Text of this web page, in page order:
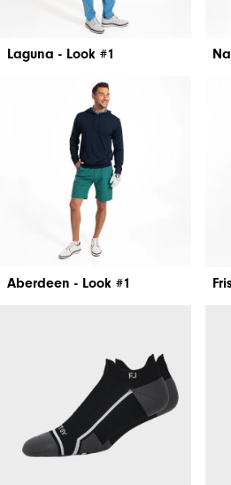
Laguna - Look #1
Aberdeen - Look #1